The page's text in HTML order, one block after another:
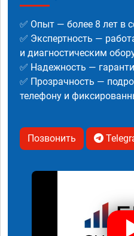
✅ Опыт — более 8 лет в
✅ Экспертность —
и диагностическим
✅ Надежность —
✅ Прозрачность —
телефону и
Позвонить